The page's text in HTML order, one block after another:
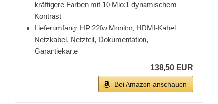
kräftigere Farben mit 10 Mio:1 dynamischem
Kontrast
Lieferumfang: HP 22fw Monitor, HDMI-Kabel,
Netzkabel, Netzteil, Dokumentation,
Garantiekarte
138,50 EUR
Bei Amazon anschauen